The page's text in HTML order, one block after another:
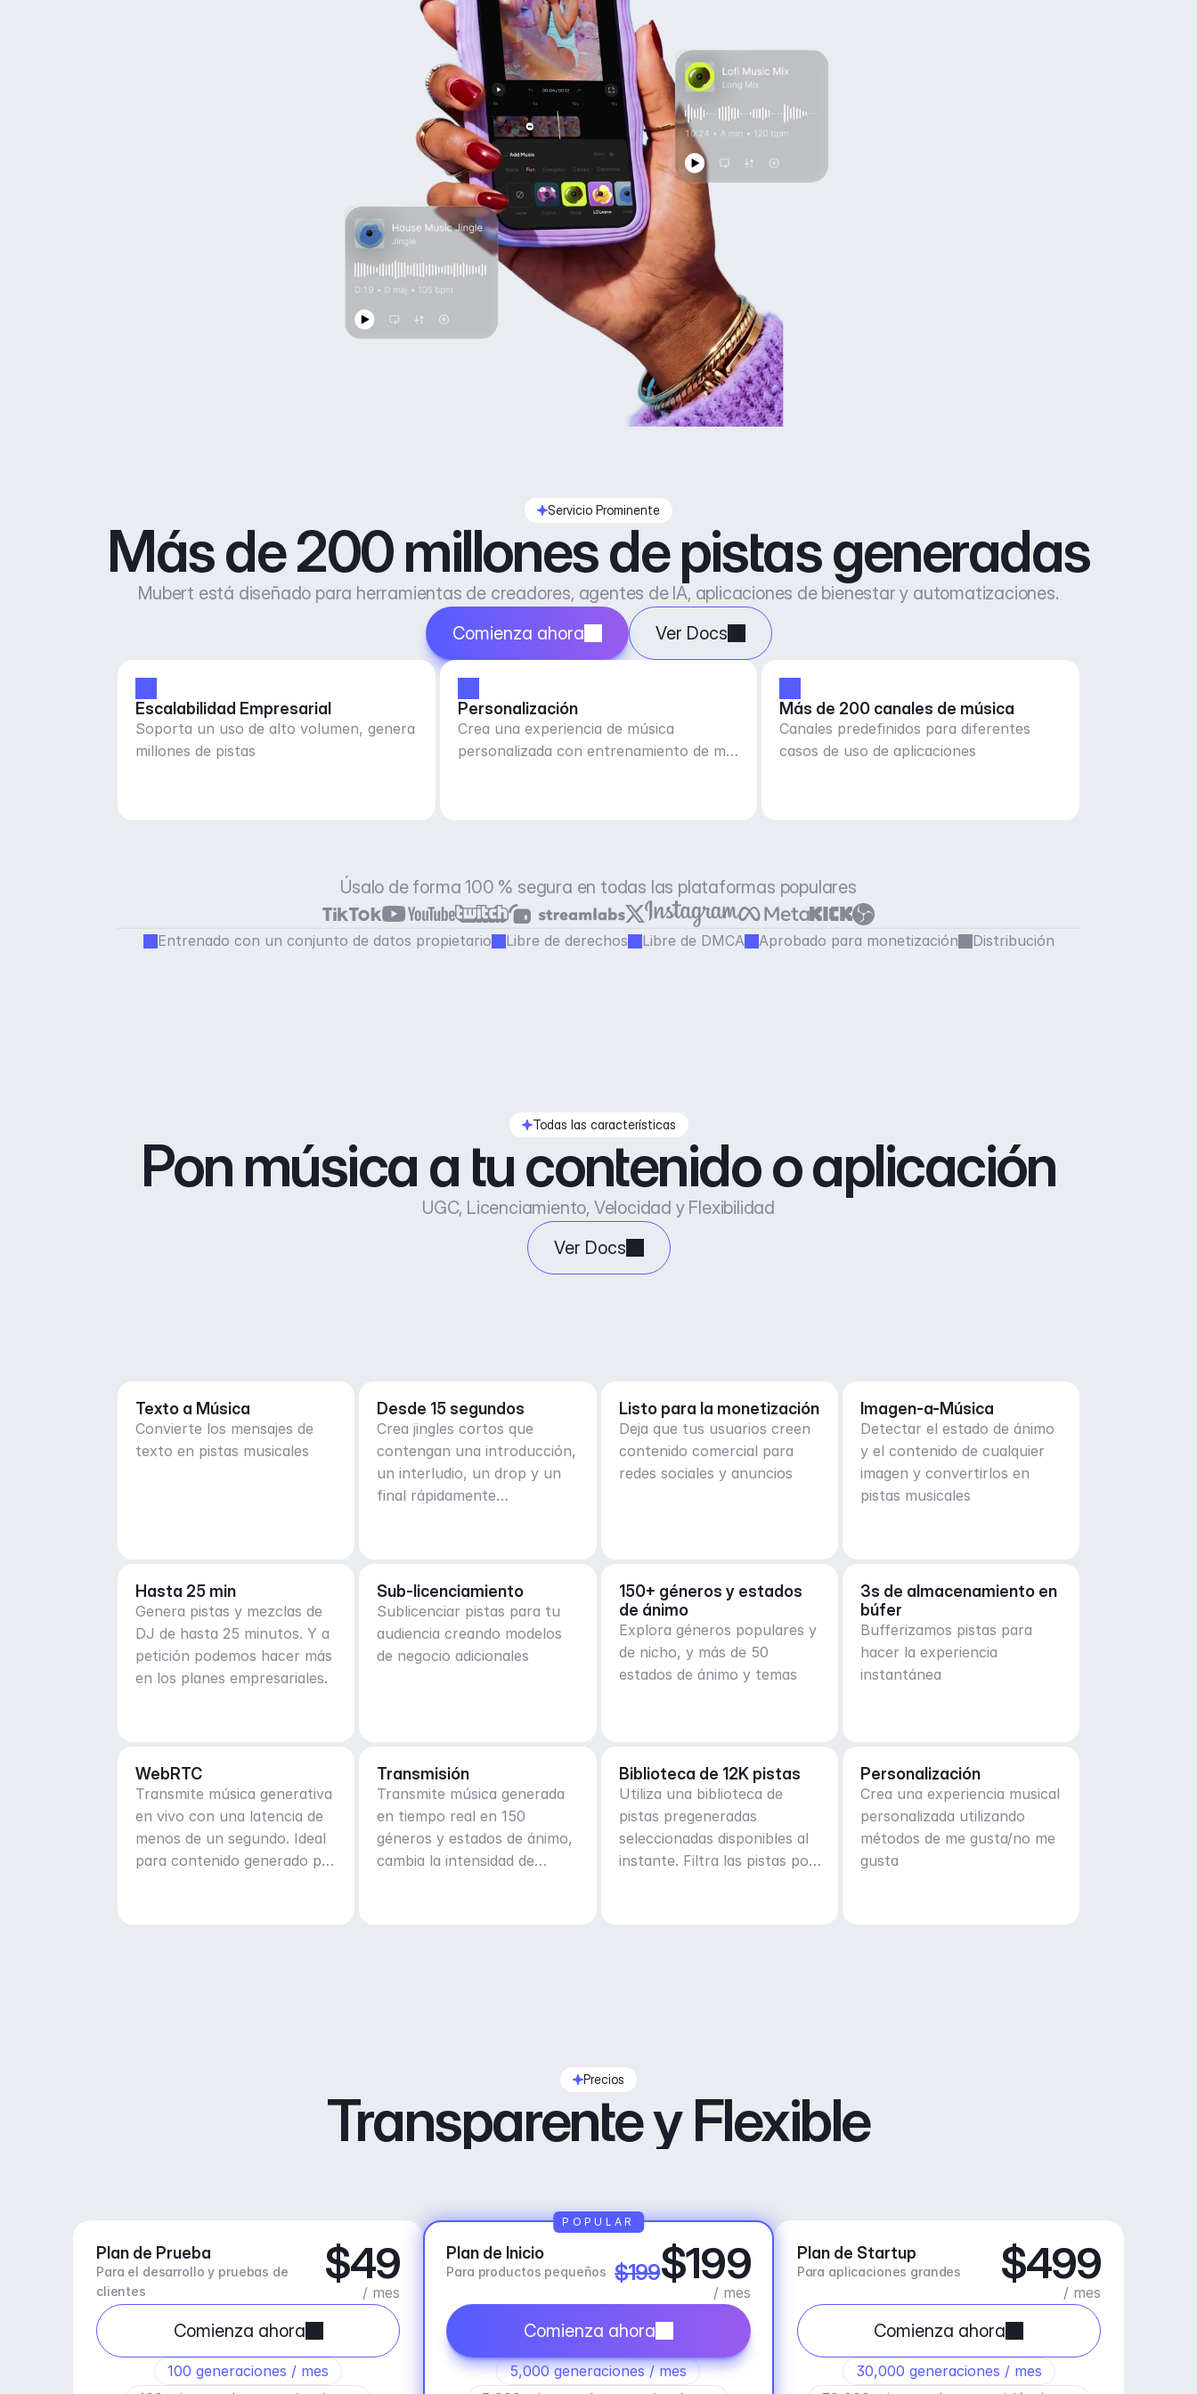
Servicio Prominente
Más de 200 millones de pistas generadas
Mubert está diseñado para herramientas de creadores, agentes de IA, aplicaciones de bienestar y automatizaciones.
Comienza ahora
Ver Docs
Escalabilidad Empresarial
Soporta un uso de alto volumen, genera
millones de pistas
Personalización
Crea una experiencia de música
personalizada con entrenamiento de me
Más de 200 canales de música
Canales predefinidos para diferentes
casos de uso de aplicaciones
Úsalo de forma 100 % segura en todas las plataformas populares
Entrenado con un conjunto de datos propietario Libre de derechos Libre de DMCA Aprobado para monetización Distribución
Todas las características
Pon música a tu contenido o aplicación
UGC, Licenciamiento, Velocidad y Flexibilidad
Ver Docs
Texto a Música
Convierte los mensajes de
texto en pistas musicales
Desde 15 segundos
Crea jingles cortos que
contengan una introducción,
un interludio, un drop y un
final rápidamente
Listo para la monetización
Deja que tus usuarios creen
contenido comercial para
redes sociales y anuncios
Imagen-a-Música
Detectar el estado de ánimo
y el contenido de cualquier
imagen y convertirlos en
pistas musicales
Hasta 25 min
Genera pistas y mezclas de
DJ de hasta 25 minutos. Y a
petición podemos hacer más
en los planes empresariales.
Sub-licenciamiento
Sublicenciar pistas para tu
audiencia creando modelos
de negocio adicionales
150+ géneros y estados
de ánimo
Explora géneros populares y
de nicho, y más de 50
estados de ánimo y temas
3s de almacenamiento en
búfer
Bufferizamos pistas para
hacer la experiencia
instantánea
WebRTC
Transmite música generativa
en vivo con una latencia de
menos de un segundo. Ideal
para contenido generado por
Transmisión
Transmite música generada
en tiempo real en 150
géneros y estados de ánimo,
cambia la intensidad de
Biblioteca de 12K pistas
Utiliza una biblioteca de
pistas pregeneradas
seleccionadas disponibles al
instante. Filtra las pistas por
Personalización
Crea una experiencia musical
personalizada utilizando
métodos de me gusta/no me
gusta
Precios
Transparente y Flexible
Plan de Prueba
Para el desarrollo y pruebas de
clientes
$49
/ mes
Comienza ahora
100 generaciones / mes
Plan de Inicio
Para productos pequeños $199$199
/ mes
Comienza ahora
5,000 generaciones / mes
POPULAR
Plan de Startup
Para aplicaciones grandes $499
/ mes
Comienza ahora
30,000 generaciones / mes